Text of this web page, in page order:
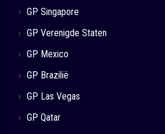
GP Singapore
GP Verenigde Staten
GP Mexico
GP Brazilië
GP Las Vegas
GP Qatar